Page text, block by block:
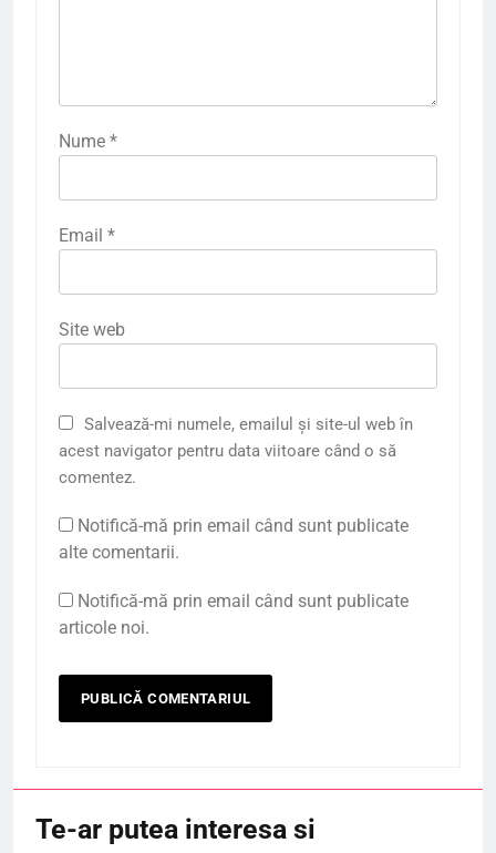
Nume *
Email *
Site web
Salvează-mi numele, emailul și site-ul web în
acest navigator pentru data viitoare când o să
comentez.
Notifică-mă prin email când sunt publicate
alte comentarii.
Notifică-mă prin email când sunt publicate
articole noi.
Te-ar putea interesa si